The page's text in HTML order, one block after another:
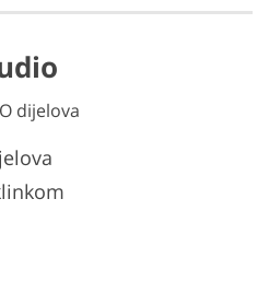
dijelova